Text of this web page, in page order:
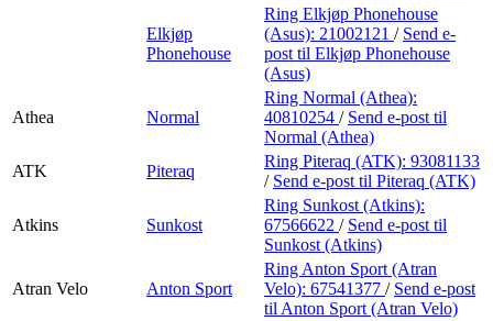
Elkjøp
Phonehouse
Ring Elkjøp Phonehouse
(Asus): 21002121 / Send e-
post til Elkjøp Phonehouse
(Asus)
Athea Normal
Ring Normal (Athea):
40810254 / Send e-post til
Normal (Athea)
ATK
Piteraq
Ring Piteraq (ATK): 93081133
/ Send e-post til Piteraq (ATK)
Atkins Sunkost
Ring Sunkost (Atkins):
67566622 / Send e-post til
Sunkost (Atkins)
Atran Velo Anton Sport
Ring Anton Sport (Atran
Velo): 67541377 / Send e-post
til Anton Sport (Atran Velo)